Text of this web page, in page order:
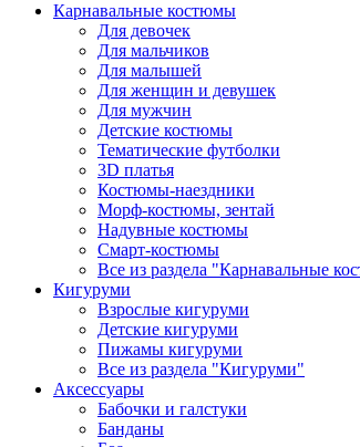
Карнавальные костюмы
Для девочек
Для мальчиков
Для малышей
Для женщин и девушек
Для мужчин
Детские костюмы
Тематические футболки
3D платья
Костюмы-наездники
Морф-костюмы, зентай
Надувные костюмы
Смарт-костюмы
Все из раздела "Карнавальные
Кигуруми
Взрослые кигуруми
Детские кигуруми
Пижамы кигуруми
Все из раздела "Кигуруми"
Аксессуары
Бабочки и галстуки
Банданы